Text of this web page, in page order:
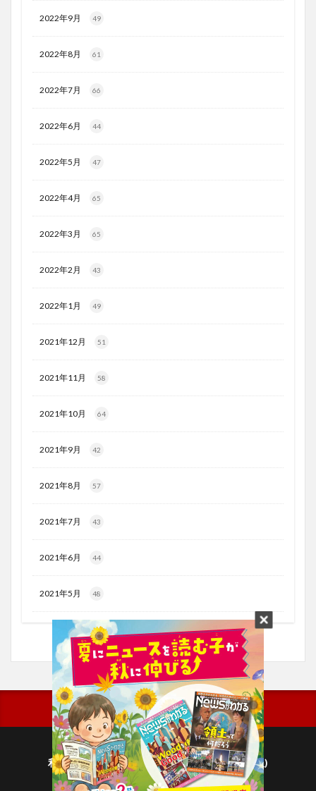
2022年9月 49
2022年8月 61
2022年7月 66
2022年6月 44
2022年5月 47
2022年4月 65
2022年3月 65
2022年2月 43
2022年1月 49
2021年12月 51
2021年11月 58
2021年10月 64
2021年9月 42
2021年8月 57
2021年7月 43
2021年6月 44
2021年5月 48
利用規約
プライバシーポリシー(毎日新聞出版)
個人情報について(毎日新聞社)